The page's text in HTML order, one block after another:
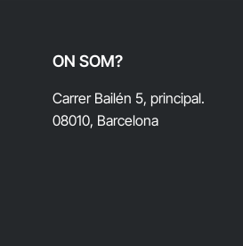
ON SOM?
Carrer Bailén 5, principal.
08010, Barcelona